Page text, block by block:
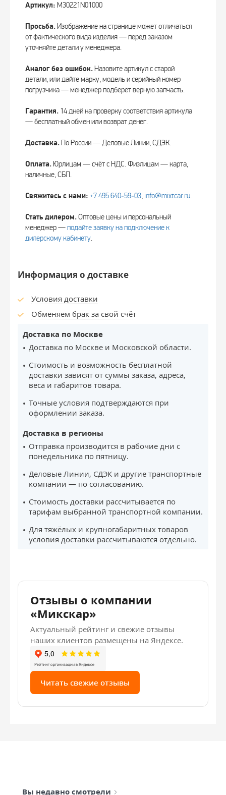
Артикул: M30221N01000
Просьба.Изображение на странице может отличаться
от фактического вида изделия — перед заказом
уточняйте детали у менеджера.
Аналог без ошибок.Назовите артикул с старой
детали, или дайте марку, модель и серийный номер
погрузчика — менеджер подберёт верную запчасть.
Гарантия. 14 дней на проверку соответствия артикула
— бесплатный обмен или возврат денег.
Доставка.По России — Деловые Линии, СДЭК.
Оплата. Юрлицам — счёт с НДС. Физлицам — карта,
наличные, СБП.
Свяжитесь с нами: +7 495 640‑59‑03, info@mixtcar.ru.
Стать дилером.Оптовые цены и персональный
менеджер —подайте заявку на подключение к
дилерскому кабинету.
Информация о доставке
Условия доставки
Обменяем брак за свой счёт
Доставка по Москве
Доставка по Москве и Московской области.
Стоимость и возможность бесплатной
доставки зависят от суммы заказа, адреса,
веса и габаритов товара.
Точные условия подтверждаются при
оформлении заказа.
Доставка в регионы
Отправка производится в рабочие дни с
понедельника по пятницу.
Деловые Линии, СДЭК и другие транспортные
компании — по согласованию.
Стоимость доставки рассчитывается по
тарифам выбранной транспортной компании.
Для тяжёлых и крупногабаритных товаров
условия доставки рассчитываются отдельно.
Отзывы о компании
«Микскар»
Актуальный рейтинг и свежие отзывы
наших клиентов размещены на Яндексе.
Читать свежие отзывы
Вы недавно смотрели